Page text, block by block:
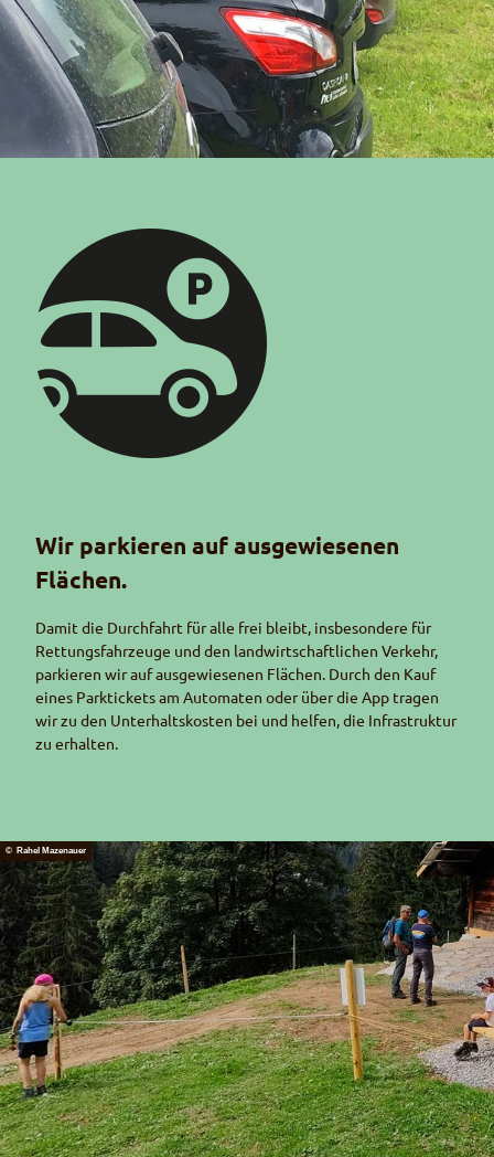
Wir parkieren auf ausgewiesenen
Flächen.
Damit die Durchfahrt für alle frei bleibt, insbesondere für
Rettungsfahrzeuge und den landwirtschaftlichen Verkehr,
parkieren wir auf ausgewiesenen Flächen. Durch den Kauf
eines Parktickets am Automaten oder über die App tragen
wir zu den Unterhaltskosten bei und helfen, die Infrastruktur
zu erhalten.
© Rahel Mazenauer